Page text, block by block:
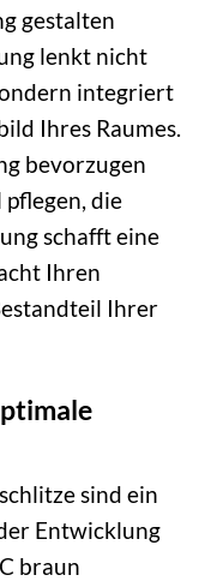
gestalten
lenkt nicht
integriert
Ihres Raumes.
bevorzugen
die
schafft eine
Ihren
Ihrer
sind ein
Entwicklung
braun